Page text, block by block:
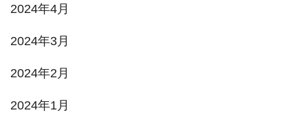
2024年4月
2024年3月
2024年2月
2024年1月